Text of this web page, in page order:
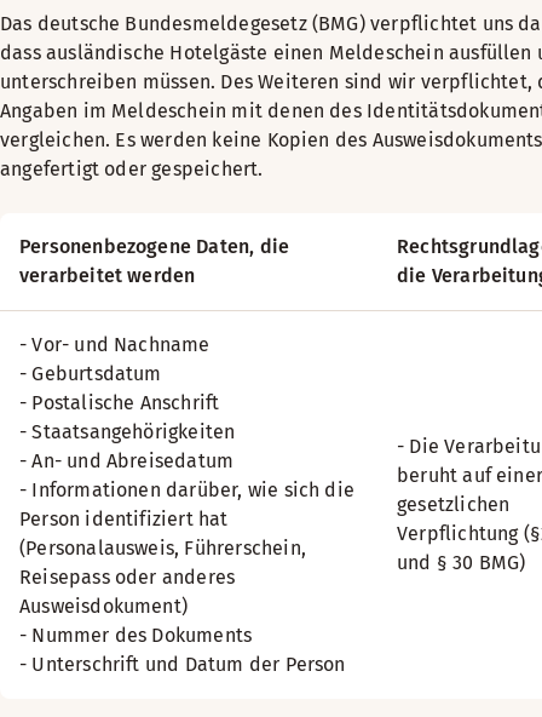
Das deutsche Bundesmeldegesetz (BMG) verpflichtet uns
dass ausländische Hotelgäste einen Meldeschein ausfüllen
unterschreiben müssen. Des Weiteren sind wir verpflichtet,
Angaben im Meldeschein mit denen des
vergleichen. Es werden keine Kopien des Ausweisdokuments
angefertigt oder gespeichert.
Personenbezogene Daten, die
verarbeitet werden
die
- Vor- und Nachname
- Geburtsdatum
- Postalische Anschrift
- Staatsangehörigkeiten
- An- und Abreisedatum
- Informationen darüber, wie sich die
Person identifiziert hat
(Personalausweis, Führerschein,
Reisepass oder anderes
Ausweisdokument)
- Nummer des Dokuments
- Unterschrift und Datum der Person
- Die
beruht auf
gesetzlichen
Verpflichtung
und § 30 BMG)